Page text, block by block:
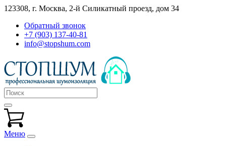
123308, г. Москва, 2-й Силикатный проезд, дом 34
Обратный звонок
+7 (903) 137-40-81
info@stopshum.com
Меню